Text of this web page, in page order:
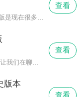
2021派派赚钱软件app安卓红包版是现在很多的年轻用户很喜欢来使用的，我们可以通过2021派派赚钱软件app安卓红包版这款软件来认识到天南海北的用户，同时我们也是可以在这里来交到与自己合适的朋友的。
查看
查看
版本
查看